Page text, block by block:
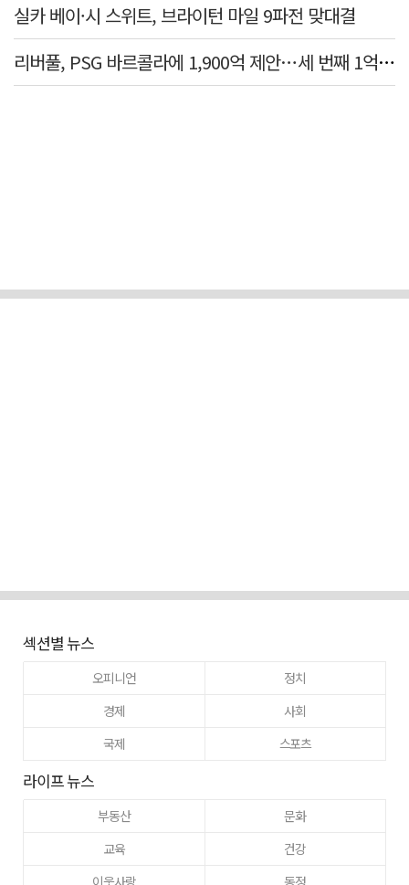
실카 베이·시 스위트, 브라이턴 마일 9파전 맞대결
리버풀, PSG 바르콜라에 1,900억 제안…세 번째 1억 파운드 영입 추진
섹션별 뉴스
오피니언
정치
경제
사회
국제
스포츠
라이프 뉴스
부동산
문화
교육
건강
이웃사랑
동정